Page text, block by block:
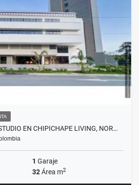
EN CHIPICHAPE LIVING, NOR…
1 Garaje
32Área m2